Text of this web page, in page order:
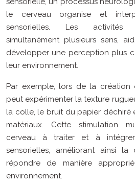
le cerveau organise et
sensorielles. Les activités
simultanément plusieurs sens,
développer une perception plus
leur environnement.
Par exemple, lors de la création
peut expérimenter la texture
la colle, le bruit du papier déchiré
matériaux. Cette stimulation
cerveau à traiter et à intégrer
sensorielles, améliorant ainsi
répondre de manière
environnement.